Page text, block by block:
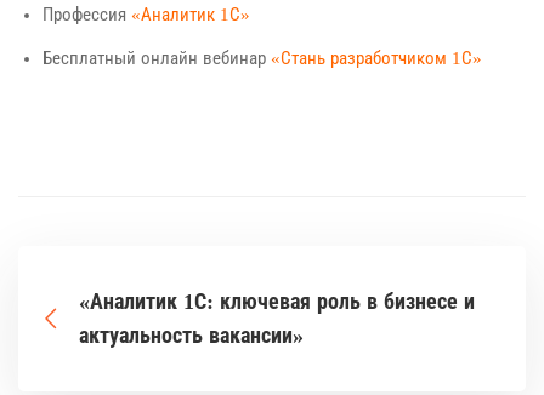
Профессия «Аналитик 1С»
Бесплатный онлайн вебинар «Стань разработчиком 1С»
«Аналитик 1С: ключевая роль в бизнесе и
актуальность вакансии»